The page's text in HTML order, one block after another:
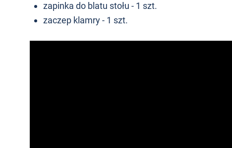
zapinka do blatu stołu - 1 szt.
zaczep klamry - 1 szt.